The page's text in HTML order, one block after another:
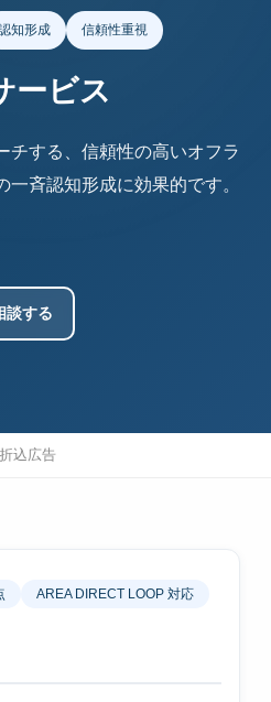
知形成 信頼性重視
ービス
チする、信頼性の高いオフラ
斉認知形成に効果的です。
談する
込広告
AREA DIRECT LOOP 対応